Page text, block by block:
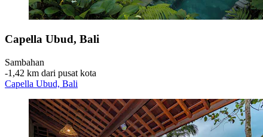
Capella Ubud, Bali
Sambahan
‐1,42 km dari pusat kota
Capella Ubud, Bali